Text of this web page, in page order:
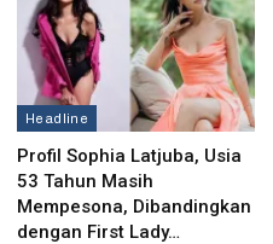
Headline
Profil Sophia Latjuba, Usia
53 Tahun Masih
Mempesona, Dibandingkan
dengan First Lady…